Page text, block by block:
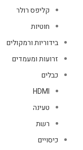
קליפס רולר
חוטיות
בידוריות ורמקולים
זרועות ומעמדים
כבלים
HDMI
טעינה
רשת
כיסויים